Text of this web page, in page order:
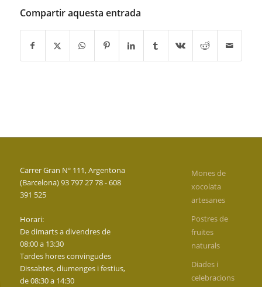
Compartir aquesta entrada
Carrer Gran Nº 111, Argentona
(Barcelona) 93 797 27 78 - 608
391 525
Horari:
De dimarts a divendres de
08:00 a 13:30
Tardes hores convingudes
Dissabtes, diumenges i festius,
de 08:30 a 14:30
Mones de
xocolata
artesanes
Postres de
fruites
naturals
Diades i
celebracions